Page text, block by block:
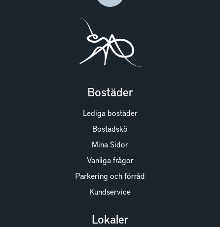
Bostäder
Lediga bostäder
Bostadskö
Mina Sidor
Vanliga frågor
Parkering och förråd
Kundservice
Lokaler